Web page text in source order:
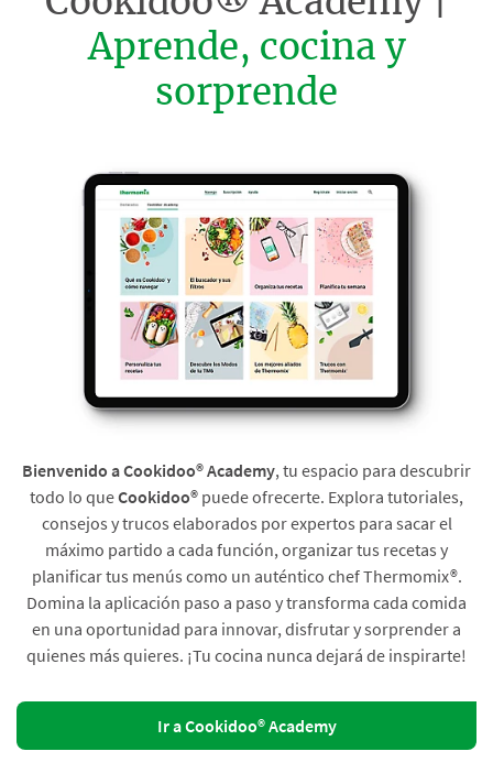
Aprende, cocina y
sorprende
Bienvenido a Cookidoo® Academy, tu espacio para descubrir
todo lo queCookidoo® puede ofrecerte. Explora tutoriales,
consejos y trucos elaborados por expertos para sacar el
máximo partido a cada función, organizar tus recetas y
planificar tus menús como un auténtico chef Thermomix®.
Domina la aplicación paso a paso y transforma cada comida
en una oportunidad para innovar, disfrutar y sorprender a
quienes más quieres. ¡Tu cocina nunca dejará de inspirarte!
Ir a Cookidoo® Academy